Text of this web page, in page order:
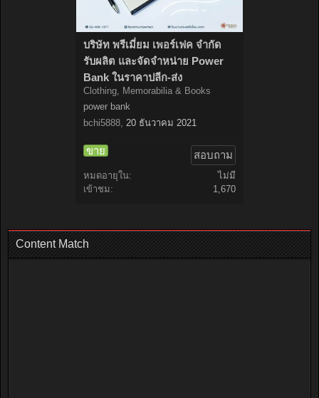
บริษัท พรีเมี่ยม เพอร์เฟค จำกัด
รับผลิต และจัดจำหน่าย Power
Bank ในราคาปลีก-ส่ง
Clothing, Memorabilia & Books
power bank
bchi5888 20 ธันวาคม 2021
ขาย สอบถาม
หมดอายุใน:
ไม่มี
เข้าชม:
1,670
Content Match